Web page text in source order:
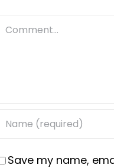
Comment
Save my name,